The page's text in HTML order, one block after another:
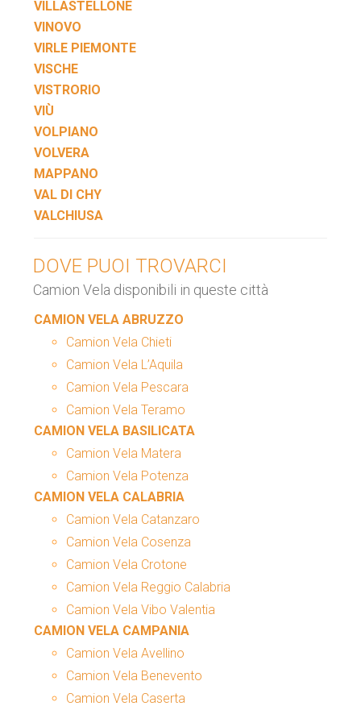
VILLASTELLONE
VINOVO
VIRLE PIEMONTE
VISCHE
VISTRORIO
VIÙ
VOLPIANO
VOLVERA
MAPPANO
VAL DI CHY
VALCHIUSA
DOVE PUOI TROVARCI
Camion Vela disponibili in queste città
CAMION VELA ABRUZZO
Camion Vela Chieti
Camion Vela L’Aquila
Camion Vela Pescara
Camion Vela Teramo
CAMION VELA BASILICATA
Camion Vela Matera
Camion Vela Potenza
CAMION VELA CALABRIA
Camion Vela Catanzaro
Camion Vela Cosenza
Camion Vela Crotone
Camion Vela Reggio Calabria
Camion Vela Vibo Valentia
CAMION VELA CAMPANIA
Camion Vela Avellino
Camion Vela Benevento
Camion Vela Caserta